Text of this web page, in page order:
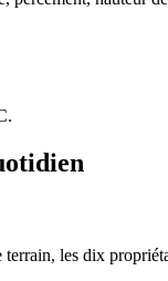
terrain, les dix